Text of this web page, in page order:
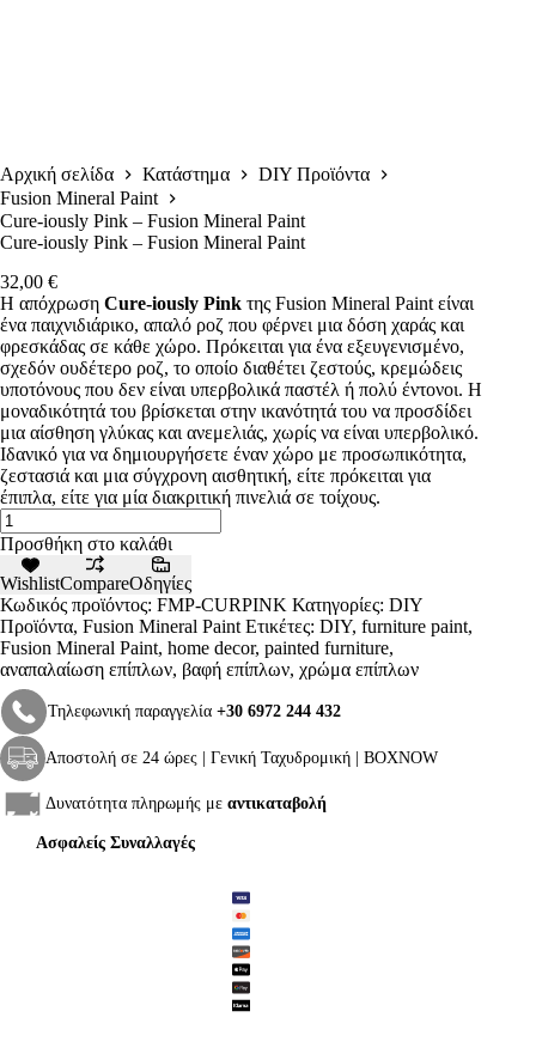
Αρχική σελίδα Κατάστημα
DIY Προϊόντα
Fusion Mineral Paint
Cure-iously Pink – Fusion Mineral Paint
Cure-iously Pink – Fusion Mineral Paint
32,00 €
Η απόχρωση Cure-iously Pink της Fusion Mineral Paint είναι
ένα παιχνιδιάρικο, απαλό ροζ που φέρνει μια δόση χαράς και
φρεσκάδας σε κάθε χώρο. Πρόκειται για ένα εξευγενισμένο,
σχεδόν ουδέτερο ροζ, το οποίο διαθέτει ζεστούς, κρεμώδεις
υποτόνους που δεν είναι υπερβολικά παστέλ ή πολύ έντονοι. Η
μοναδικότητά του βρίσκεται στην ικανότητά του να προσδίδει
μια αίσθηση γλύκας και ανεμελιάς, χωρίς να είναι υπερβολικό.
Ιδανικό για να δημιουργήσετε έναν χώρο με προσωπικότητα,
ζεστασιά και μια σύγχρονη αισθητική, είτε πρόκειται για
έπιπλα, είτε για μία διακριτική πινελιά σε τοίχους.
Cure-
iously
Pink
-
Fusion
Mineral
Paint
ποσότητα
Προσθήκη στο καλάθι
WishlistCompareΟδηγίες
Κωδικός προϊόντος: FMP-CURPINK Κατηγορίες: DIY
Προϊόντα, Fusion Mineral Paint Ετικέτες: DIY, furniture paint,
Fusion Mineral Paint, home decor, painted furniture,
αναπαλαίωση επίπλων, βαφή επίπλων, χρώμα επίπλων
Τηλεφωνική παραγγελία +30 6972 244 432
Αποστολή σε 24 ώρες | Γενική Ταχυδρομική | BOXNOW
Δυνατότητα πληρωμής με αντικαταβολή
Ασφαλείς Συναλλαγές